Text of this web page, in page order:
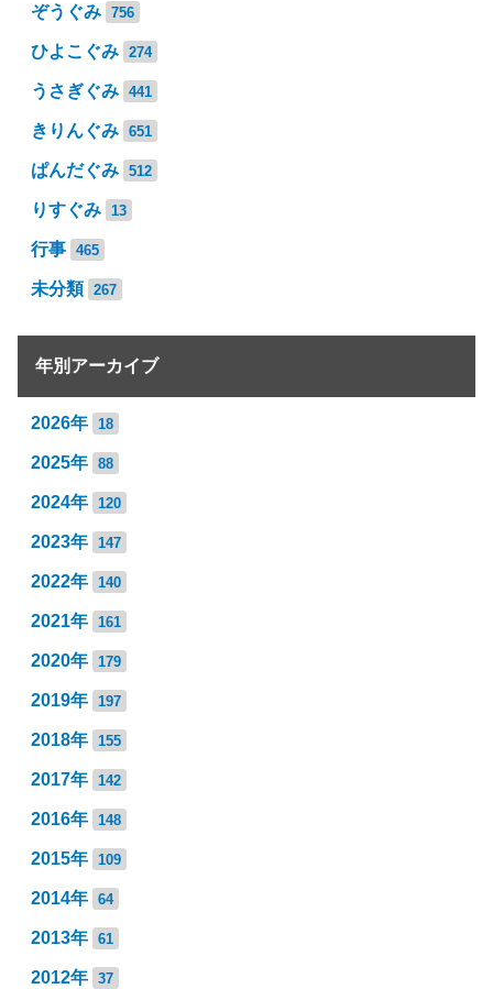
ぞうぐみ 756
ひよこぐみ 274
うさぎぐみ 441
きりんぐみ 651
ぱんだぐみ 512
りすぐみ 13
行事 465
未分類 267
年別アーカイブ
2026年 18
2025年 88
2024年 120
2023年 147
2022年 140
2021年 161
2020年 179
2019年 197
2018年 155
2017年 142
2016年 148
2015年 109
2014年 64
2013年 61
2012年 37